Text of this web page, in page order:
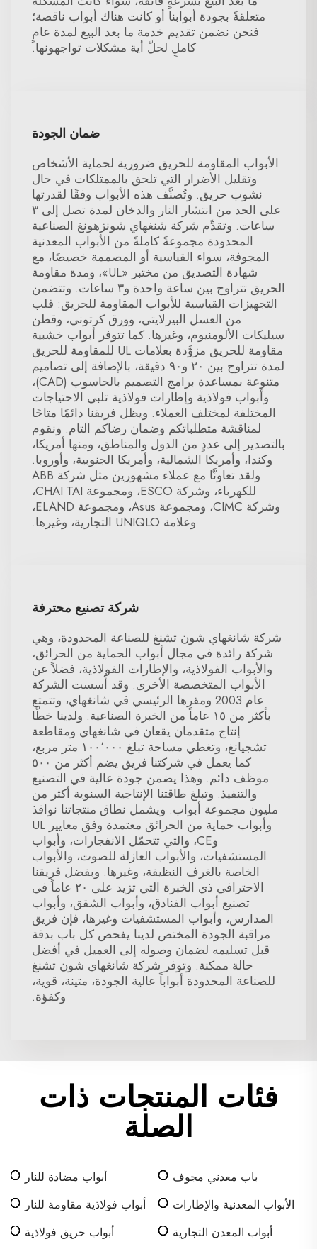
متعلقةً بجودة أبوابنا أو كانت هناك أبواب ناقصة؛
فنحن نضمن تقديم خدمة ما بعد البيع لمدة عامٍ
كاملٍ لحلّ أية مشكلات تواجهونها.
ضمان الجودة
الأبواب المقاومة للحريق ضرورية لحماية الأشخاص
وتقليل الأضرار التي تلحق بالممتلكات في حال
نشوب حريق. وتُصنَّف هذه الأبواب وفقًا لقدرتها
على الحد من انتشار النار والدخان لمدة تصل إلى ٣
ساعات. وتقدِّم شركة شنغهاي شونزهونغ الصناعية
المحدودة مجموعةً كاملةً من الأبواب المعدنية
المجوفة، سواء القياسية أو المصممة خصيصًا، مع
شهادة التصديق من مختبر «UL»، ومدة مقاومة
الحريق تتراوح بين ساعة واحدة و٣ ساعات. وتتضمن
التجهيزات القياسية للأبواب المقاومة للحريق: قلب
من العسل البيرلايتي، وورق كرتوني، وقطن
سيليكات الألومنيوم، وغيرها. كما تتوفر أبواب خشبية
مقاومة للحريق مزوَّدة بعلامات UL للمقاومة للحريق
لمدة تتراوح بين ٢٠ و٩٠ دقيقة، بالإضافة إلى تصاميم
متنوعة بمساعدة برامج التصميم بالحاسوب (CAD)،
وأبواب فولاذية وإطارات فولاذية تلبي الاحتياجات
المختلفة لمختلف العملاء. ويظل فريقنا دائمًا متاحًا
لمناقشة متطلباتكم وضمان رضاكم التام. ونقوم
بالتصدير إلى عددٍ من الدول والمناطق، ومنها أمريكا،
وكندا، وأمريكا الشمالية، وأمريكا الجنوبية، وأوروبا.
ولقد تعاونَّا مع عملاء مشهورين مثل شركة ABB
للكهرباء، وشركة ESCO، ومجموعة CHAI TAI،
وشركة CIMC، ومجموعة Asus، ومجموعة ELAND،
وعلامة UNIQLO التجارية، وغيرها.
شركة تصنيع محترفة
شركة شانغهاي شون تشنغ للصناعة المحدودة، وهي
شركة رائدة في مجال أبواب الحماية من الحرائق،
والأبواب الفولاذية، والإطارات الفولاذية، فضلاً عن
الأبواب المتخصصة الأخرى. وقد أُسست الشركة
عام 2003 ومقرها الرئيسي في شانغهاي، وتتمتع
بأكثر من ١٥ عاماً من الخبرة الصناعية. ولدينا خطّا
إنتاج متقدمان يقعان في شانغهاي ومقاطعة
تشجيانغ، وتغطي مساحة تبلغ ١٠٠٬٠٠٠ متر مربع،
كما يعمل في شركتنا فريق يضم أكثر من ٥٠٠
موظف دائم. وهذا يضمن جودة عالية في التصنيع
والتنفيذ. وتبلغ طاقتنا الإنتاجية السنوية أكثر من
مليون مجموعة أبواب. ويشمل نطاق منتجاتنا نوافذ
وأبواب حماية من الحرائق معتمدة وفق معايير UL
وCE، والتي تتحمّل الانفجارات، وأبواب
المستشفيات، والأبواب العازلة للصوت، والأبواب
الخاصة بالغرف النظيفة، وغيرها. وبفضل فريقنا
الاحترافي ذي الخبرة التي تزيد على ٢٠ عاماً في
تصنيع أبواب الفنادق، وأبواب الشقق، وأبواب
المدارس، وأبواب المستشفيات وغيرها، فإن فريق
مراقبة الجودة المختص لدينا يفحص كل باب بدقة
قبل تسليمه لضمان وصوله إلى العميل في أفضل
حالة ممكنة. وتوفر شركة شانغهاي شون تشنغ
للصناعة المحدودة أبواباً عالية الجودة، متينة، قوية،
وكفؤة.
فئات المنتجات ذات
الصلة
باب معدني مجوف
أبواب مضادة للنار
الأبواب المعدنية والإطارات
أبواب فولاذية مقاومة للنار
أبواب المعدن التجارية
أبواب حريق فولاذية